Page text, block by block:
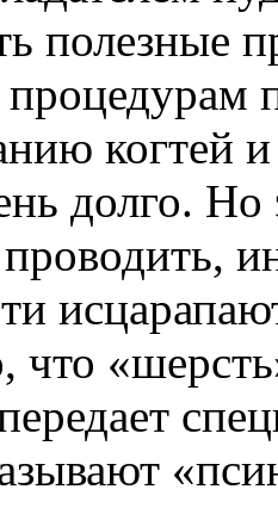
полезные
когтей
долго.
что